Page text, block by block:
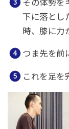
その体勢を
下に落とし
時、膝に力
つま先を前
これを足を